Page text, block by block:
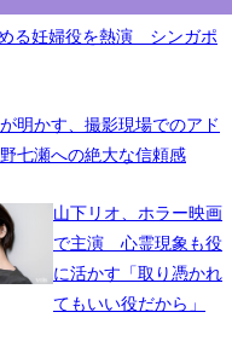
る妊婦役を熱演 シンガポ
明かす、撮影現場でのアド
七瀬への絶大な信頼感
山下リオ、ホラー映画
で主演 心霊現象も役
に活かす「取り憑かれ
てもいい役だから」